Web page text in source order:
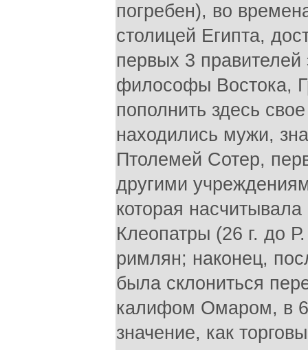
погребен), во
столицей Египта,
первых 3
философы Востока,
пополнить здесь
находились мужи,
Птолемей Сотер,
другими
которая
Клеопатры (26 г. до
римлян; наконец,
была склониться
калифом Омаром, в
значение, как